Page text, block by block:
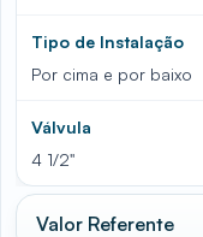
Tipo de Instalação
Por cima e por baixo
Válvula
4 1/2"
Valor Referente